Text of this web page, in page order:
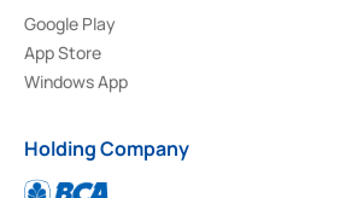
Google Play
App Store
Windows App
Holding Company